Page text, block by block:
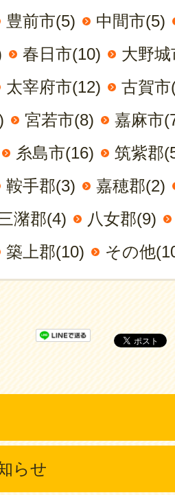
豊前市(5)
中間市(5)
春日市(10)
大野
太宰府市(12)
古賀市
宮若市(8)
嘉麻市
糸島市(16)
筑紫郡
鞍手郡(3)
嘉穂郡(2)
潴郡(4)
八女郡(9)
築上郡(10) その他
らせ